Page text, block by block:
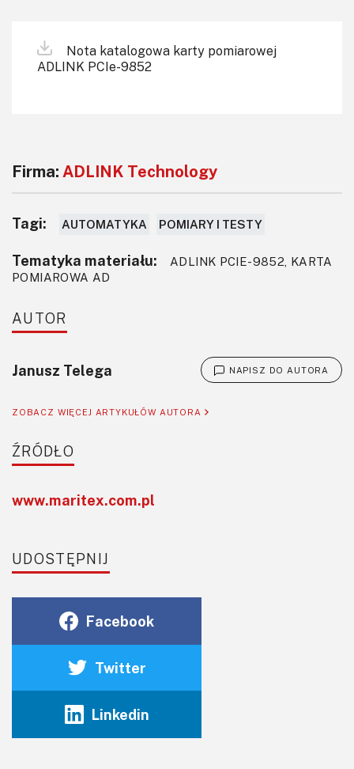
Nota katalogowa karty pomiarowej
ADLINK PCIe-9852
Firma: ADLINK Technology
Tagi: AUTOMATYKA POMIARY I TESTY
Tematyka materiału:
ADLINK PCIE-9852, KARTA
POMIAROWA AD
AUTOR
Janusz Telega NAPISZ DO AUTORA
ZOBACZ WIĘCEJ ARTYKUŁÓW AUTORA
ŹRÓDŁO
www.maritex.com.pl
UDOSTĘPNIJ
Facebook
Twitter
Linkedin